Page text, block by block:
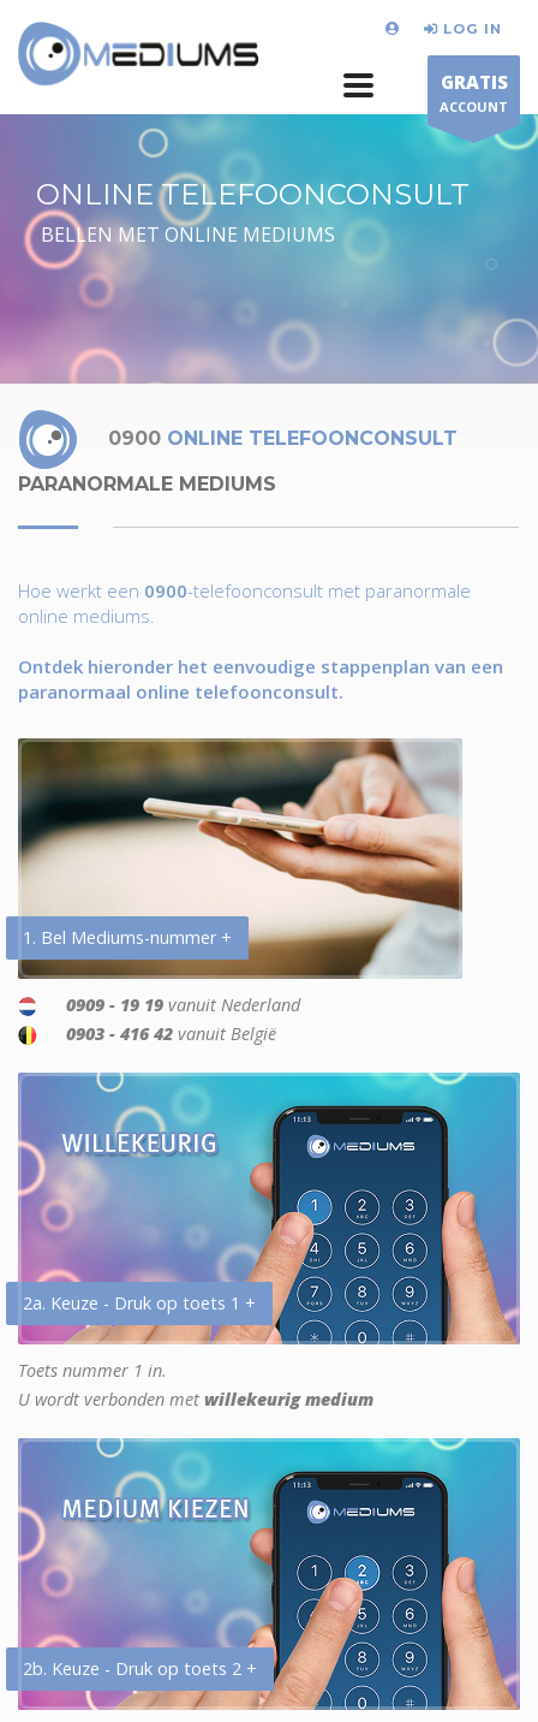
LOG IN
GRATIS
ACCOUNT
ONLINE TELEFOONCONSULT
BELLEN MET ONLINE MEDIUMS
0900 ONLINE TELEFOONCONSULT
PARANORMALE MEDIUMS
Hoe werkt een 0900-telefoonconsult met paranormale
online mediums.
Ontdek hieronder het eenvoudige stappenplan van een
paranormaal online telefoonconsult.
1. Bel Mediums-nummer +
0909 - 19 19 vanuit Nederland
0903 - 416 42 vanuit België
2a. Keuze - Druk op toets 1 +
Toets nummer 1 in.
U wordt verbonden met willekeurig medium
2b. Keuze - Druk op toets 2 +